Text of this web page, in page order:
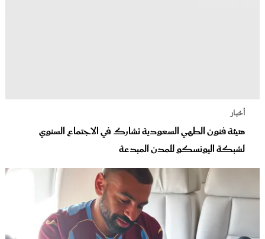
أخبار
هيئة فنون الطهي السعودية تشارك في الاجتماع السنوي
لشبكة اليونسكو للمدن المبدعة